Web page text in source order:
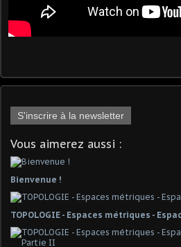
S'inscrire à la newsletter
Vous aimerez aussi :
Bienvenue !
TOPOLOGIE - Espaces métriques -